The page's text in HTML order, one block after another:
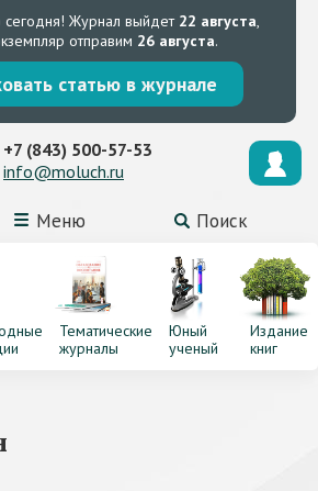
сегодня! Журнал выйдет 22 августа,
отправим 26 августа.
статью в журнале
Меню Поиск
+7 (843) 500-57-53
info@moluch.ru
Тематические
журналы
Юный
ученый
Издание
книг